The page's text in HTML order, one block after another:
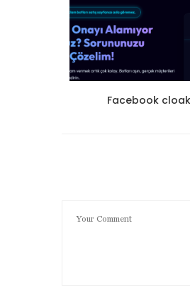
Facebook